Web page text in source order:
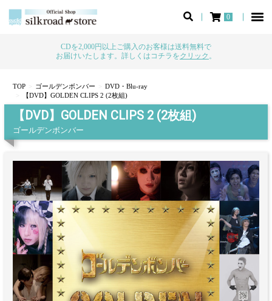
0
CDを2,000円以上ご購入のお客様は送料無料で
お届けいたします。詳しくはコチラをクリック 。
TOP ゴールデンボンバー
DVD・Blu-ray
【DVD】GOLDEN CLIPS 2 (2枚組)
【DVD】GOLDEN CLIPS 2 (2枚組)
ゴールデンボンバー